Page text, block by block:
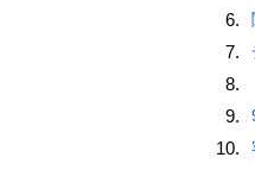
6.
7.
8.
9.
10.